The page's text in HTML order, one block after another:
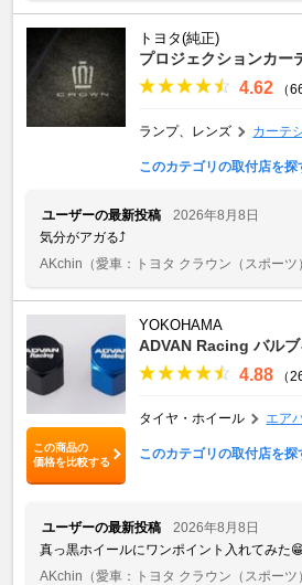
トヨタ(純正)
プロジェクションカー
4.62 （
ランプ、レンズ カーテ
このカテゴリの取付店を探
ユーザーの最新投稿
2026年8月8日
気分がアガる⤴️
AKchin （愛車：トヨタ クラウン（スポーツ
この商品の
価格を比較する
YOKOHAMA
ADVAN Racing バル
4.88 （
タイヤ・ホイール エア
このカテゴリの取付店を探
ユーザーの最新投稿
2026年8月8日
真っ黒ホイールにワンポイント入れてみた
AKchin （愛車：トヨタ クラウン（スポーツ